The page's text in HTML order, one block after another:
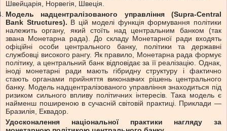
Швейцарія, Норвегія, Швеція.
Модель надцентралізованого управління (Supra-Central
Bank Structures). В цій моделі функція формування політики
належить органу, який стоїть над центральним банком (так
звана Монетарна рада). До складу Монетарної ради входять
офіційні особи центрального банку, політики та державні
службовці високого рангу. Як правило, Монетарна рада формує
політику, а центральний банк відповідає за її реалізацію. Однак,
іноді монетарні ради мають гібридну структуру і фактично
стають органами прийняття виконавчих рішень центрального
банку. Модель надцентралізованого управління знаходиться під
ризиком сильного впливу політичних інтересів. Така модель є
найменш поширеною в сучасній світовій практиці. Приклади —
Бразилія, Еквадор.
Удосконалення національної практики нагляду за